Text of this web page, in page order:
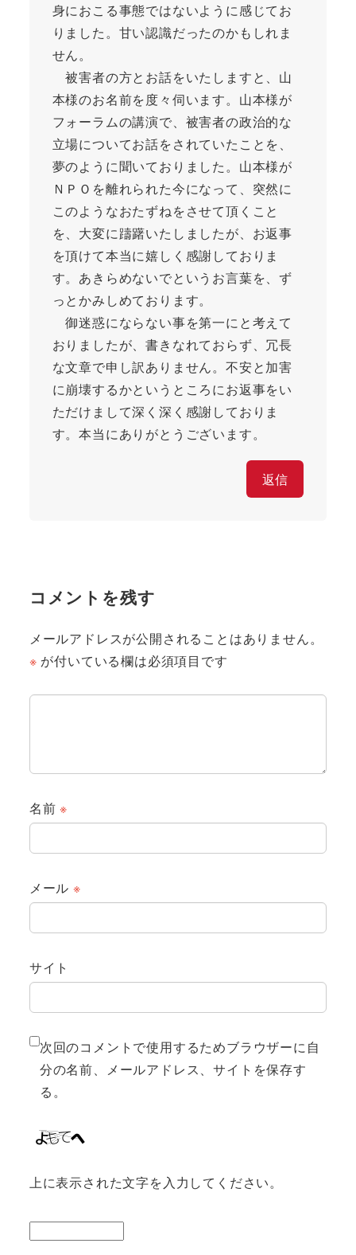
身におこる事態ではないように感じてお
りました。甘い認識だったのかもしれま
せん。
被害者の方とお話をいたしますと、山
本様のお名前を度々伺います。山本様が
フォーラムの講演で、被害者の政治的な
立場についてお話をされていたことを、
夢のように聞いておりました。山本様が
ＮＰＯを離れられた今になって、突然に
このようなおたずねをさせて頂くこと
を、大変に躊躇いたしましたが、お返事
を頂けて本当に嬉しく感謝しておりま
す。あきらめないでというお言葉を、ず
っとかみしめております。
御迷惑にならない事を第一にと考えて
おりましたが、書きなれておらず、冗長
な文章で申し訳ありません。不安と加害
に崩壊するかというところにお返事をい
ただけまして深く深く感謝しておりま
す。本当にありがとうございます。
返信
コメントを残す
メールアドレスが公開されることはありません。
※ が付いている欄は必須項目です
名前※
メール ※
サイト
次回のコメントで使用するためブラウザーに自
分の名前、メールアドレス、サイトを保存す
る。
上に表示された文字を入力してください。